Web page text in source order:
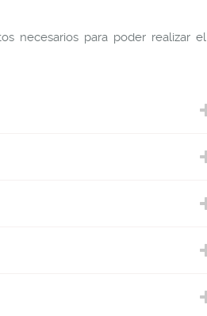
necesarios para poder realizar el